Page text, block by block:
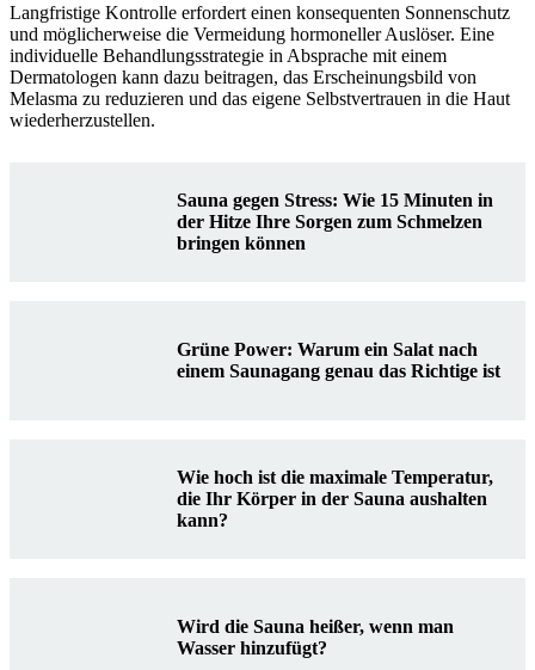
Langfristige Kontrolle erfordert einen konsequenten Sonnenschutz
und möglicherweise die Vermeidung hormoneller Auslöser. Eine
individuelle Behandlungsstrategie in Absprache mit einem
Dermatologen kann dazu beitragen, das Erscheinungsbild von
Melasma zu reduzieren und das eigene Selbstvertrauen in die Haut
wiederherzustellen.
Sauna gegen Stress: Wie 15 Minuten in
der Hitze Ihre Sorgen zum Schmelzen
bringen können
Grüne Power: Warum ein Salat nach
einem Saunagang genau das Richtige ist
Wie hoch ist die maximale Temperatur,
die Ihr Körper in der Sauna aushalten
kann?
Wird die Sauna heißer, wenn man
Wasser hinzufügt?